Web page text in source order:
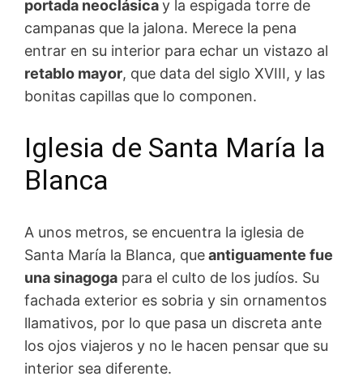
portada neoclásicay la espigada torre de
campanas que la jalona. Merece la pena
entrar en su interior para echar un vistazo al
retablo mayor, que data del siglo XVIII, y las
bonitas capillas que lo componen.
Iglesia de Santa María la
Blanca
A unos metros, se encuentra la iglesia de
Santa María la Blanca, queantiguamente fue
una sinagoga para el culto de los judíos. Su
fachada exterior es sobria y sin ornamentos
llamativos, por lo que pasa un discreta ante
los ojos viajeros y no le hacen pensar que su
interior sea diferente.